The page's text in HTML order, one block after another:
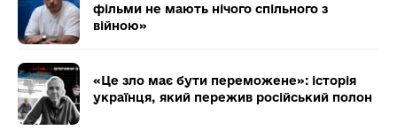
фільми не мають нічого спільного з
війною»
«Це зло має бути переможене»: історія
українця, який пережив російський полон